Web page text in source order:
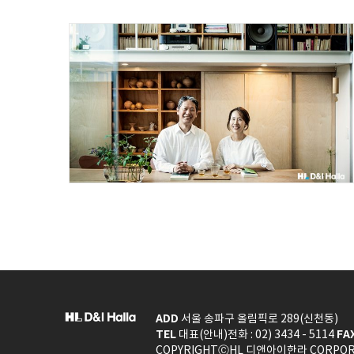
ADD 서울 송파구 올림픽로 289(신천동)
TEL대표(안내)전화 : 02) 3434 - 5114
COPYRIGHTⒸHL 디앤아이한라